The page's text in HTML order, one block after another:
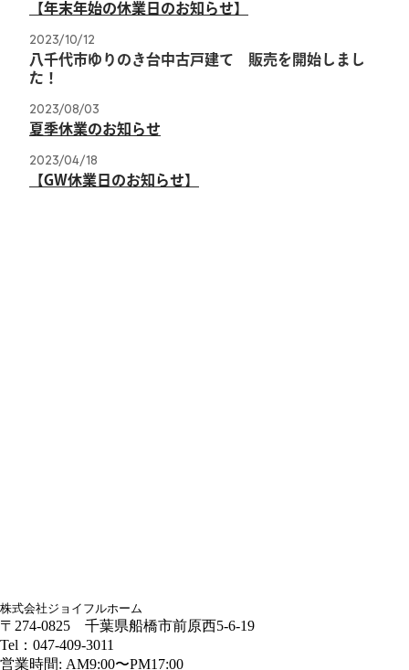
株式会社ジョイフルホーム
〒274-0825 千葉県船橋市前原西5-6-19
Tel：047-409-3011
営業時間: AM9:00〜PM17:00